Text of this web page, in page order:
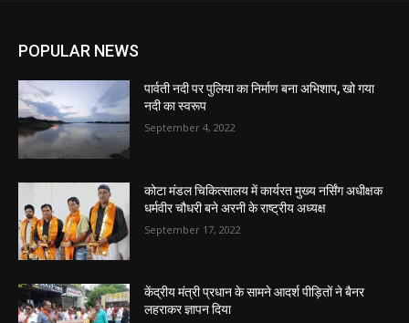
POPULAR NEWS
पार्वती नदी पर पुलिया का निर्माण बना अभिशाप, खो गया
नदी का स्वरूप
September 4, 2022
कोटा मंडल चिकित्सालय में कार्यरत मुख्य नर्सिंग अधीक्षक
धर्मवीर चौधरी बने अरनी के राष्ट्रीय अध्यक्ष
September 17, 2022
केंद्रीय मंत्री प्रधान के सामने आदर्श पीड़ितों ने बैनर
लहराकर ज्ञापन दिया